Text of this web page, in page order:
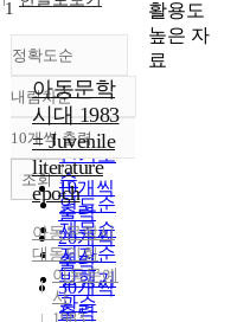
정확도순
정확도
순
인기도
순
연도순
제목순
저자순
발행기
관순
내림차순
내림차순
10개씩 출력
10개씩
출력
20개씩
출력
30개씩
출력
조회
1
아동문학
시대 1983
= Juvenile
literature
epoch
아동문학시
대동인회
아동문예
사
활용도
높은 자
료